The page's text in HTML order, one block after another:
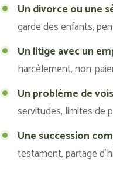
Un divorce ou une
garde des enfants,
Un litige avec un
harcèlement, non-
Un problème de
servitudes, limites de
Une succession
testament, partage